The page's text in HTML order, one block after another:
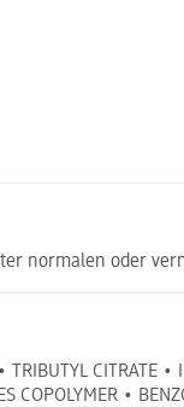
normalen oder
•